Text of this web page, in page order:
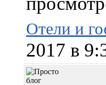
Отели и
2017 в